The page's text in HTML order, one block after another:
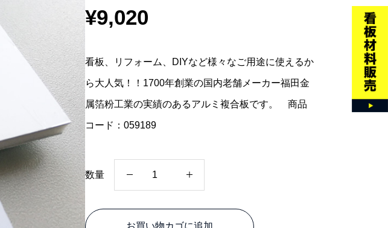
¥9,020
看板、リフォーム、DIYなど様々なご用途に使えるか
ら大人気！！1700年創業の国内老舗メーカー福田金
属箔粉工業の実績のあるアルミ複合板です。 商品
コード：059189
数量
ラ
ー